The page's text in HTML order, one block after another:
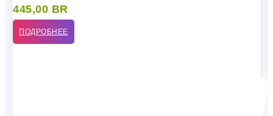
445,00 BR
ПОДРОБНЕЕ